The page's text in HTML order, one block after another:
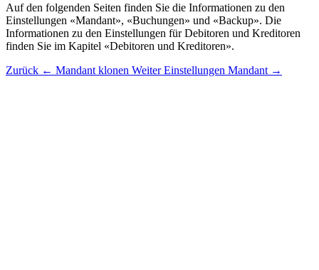
Auf den folgenden Seiten finden Sie die Informationen zu den
Einstellungen «Mandant», «Buchungen» und «Backup». Die
Informationen zu den Einstellungen für Debitoren und Kreditoren
finden Sie im Kapitel «Debitoren und Kreditoren».
Zurück ← Mandant klonen Weiter Einstellungen Mandant →